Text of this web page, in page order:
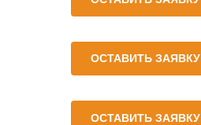
ОСТАВИТЬ ЗАЯВКУ
ОСТАВИТЬ ЗАЯВКУ